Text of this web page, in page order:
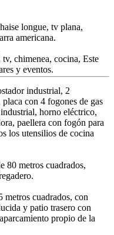
longue, tv plana,
americana.
chimenea, cocina, Este
y eventos.
industrial, 2
con 4 fogones de gas
horno eléctrico,
paellera con fogón para
los utensilios de cocina
80 metros cuadrados,
metros cuadrados, con
y patio trasero con
propio de la